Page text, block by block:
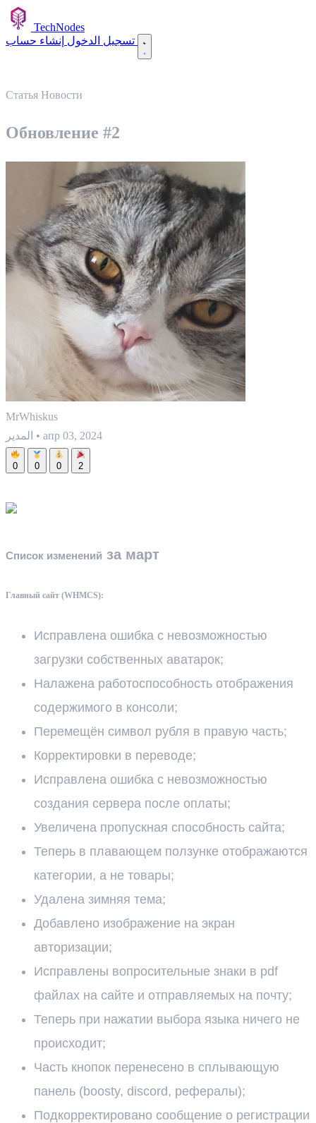
TechNodes
تسجيل الدخول
Статья Новости
Обновление #2
MrWhiskus
المدير • апр 03, 2024
0 0 0 2
Список изменений за март
Главный сайт (WHMCS):
Исправлена ошибка с невозможностью
загрузки собственных аватарок;
Налажена работоспособность отображения
содержимого в консоли;
Перемещён символ рубля в правую часть;
Корректировки в переводе;
Исправлена ошибка с невозможностью
создания сервера после оплаты;
Увеличена пропускная способность сайта;
Теперь в плавающем ползунке отображаются
категории, а не товары;
Удалена зимняя тема;
Добавлено изображение на экран
авторизации;
Исправлены вопросительные знаки в pdf
файлах на сайте и отправляемых на почту;
Теперь при нажатии выбора языка ничего не
происходит;
Часть кнопок перенесено в сплывающую
панель (boosty, discord, рефералы);
Подкорректировано сообщение о регистрации